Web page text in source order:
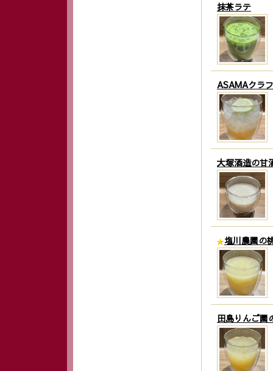
抹茶ラテ
ASAMAクラ
大塚酒造の甘
塩川農園の
田島りんご園